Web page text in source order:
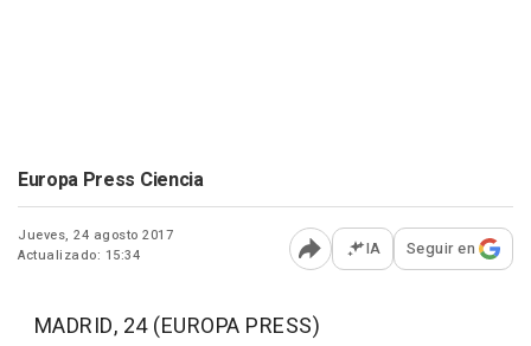
Europa Press Ciencia
Jueves, 24 agosto 2017
Actualizado: 15:34
Abrir opciones para
IA Seguir en
MADRID, 24 (EUROPA PRESS)